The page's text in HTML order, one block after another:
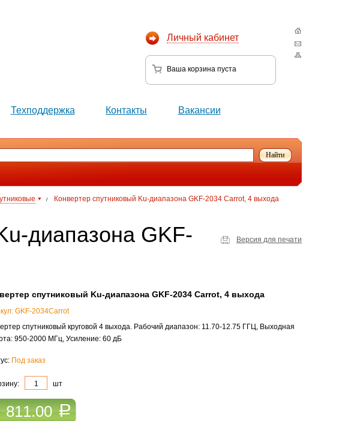
Личный кабинет
Ваша корзина пуста
Техподдержка Контакты Вакансии
/ Конвертер спутниковый Ku-диапазона GKF-2034 Carrot, 4 выхода
Версия для печати
диапазона GKF-
спутниковый Ku-диапазона GKF-2034 Carrot, 4 выхода
GKF-2034Carrot
спутниковый круговой 4 выхода. Рабочий диапазон: 11.70-12.75 ГГЦ, Выходная
950-2000 МГц, Усиление: 60 дБ
Под заказ
шт
811.00a